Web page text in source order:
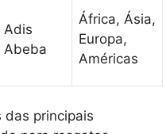
Adis
Abeba
África, Ásia,
Europa,
Américas
das principais